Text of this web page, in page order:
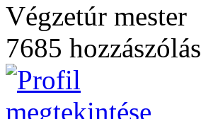
Végzetúr mester
7685 hozzászólás